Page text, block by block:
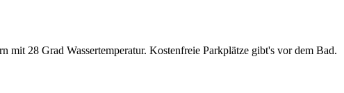
mit 28 Grad Wassertemperatur. Kostenfreie Parkplätze gibt's vor dem Bad.